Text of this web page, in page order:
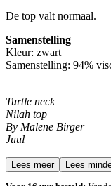
De top valt normaal.
Samenstelling
Kleur: zwart
Samenstelling: 94%
Turtle neck
Nilah top
By Malene Birger
Juul
Lees meer Lees